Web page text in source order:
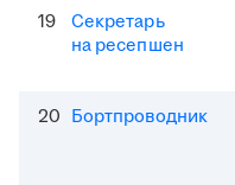
19
Секретарь
на ресепшен
20 Бортпроводник